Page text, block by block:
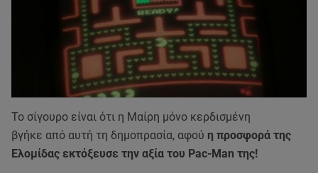
Το σίγουρο είναι ότι η Μαίρη μόνο κερδισμένη
βγήκε από αυτή τη δημοπρασία, αφού η προσφορά της
Ελομίδας εκτόξευσε την αξία του Pac-Man της!